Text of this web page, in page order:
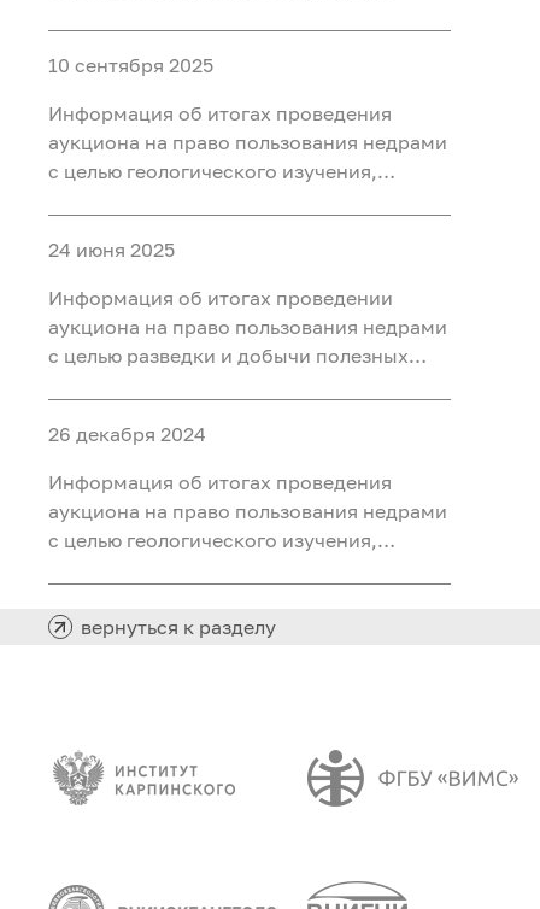
«Восточно-Камский», расположенного
на территории Ханты-Мансийского
района Ханты-Мансийского
автономного округа - Югры
10 сентября 2025
Информация об итогах проведения
аукциона на право пользования недрами
с целью геологического изучения,
«Бобровый», расположенного в
Уватском районе Тюменской области
24 июня 2025
Информация об итогах проведении
аукциона на право пользования недрами
с целью разведки и добычи полезных
недр «Северный 2 Шадринского
месторождения» в Курганской области
26 декабря 2024
Информация об итогах проведения
аукциона на право пользования недрами
с целью геологического изучения,
«Южно-Хангокуртский» в Ханты-
вернуться к разделу